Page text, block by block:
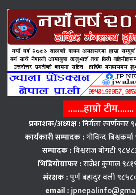
…….हाम्रो टीम…….
प्रकाशक/अध्यक्ष :निर्मला
कार्यकारी सम्पादक :गोविन्द
सम्पादक :विश्वराज बाेगटी
भिडियोग्राफर :राजेश कुमाल
संरक्षक :पुर्ण बहादुर वली
email :